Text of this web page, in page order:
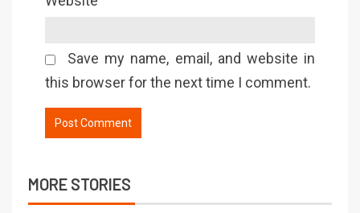
Save my name, email, and website in
this browser for the next time I comment.
MORE STORIES